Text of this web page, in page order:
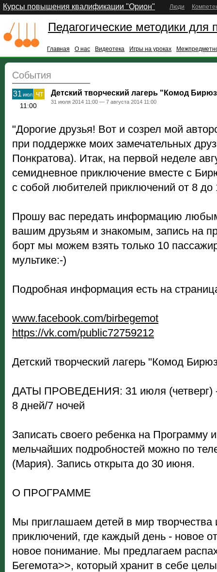
Курсы повышения квалификации "Орион" Люди
Педагогические методики для
Главная О нас Видеотека Игры на уроках
События
31 июл чт
11:00
Детский творческий лагерь "Комод
31 июля 2014 11:00 — 7 августа 2014 11:00
"Дорогие друзья! Вот и созрел мой
при поддержке моих замечательных
Понкратова). Итак, на первой неделе
семидневное приключение вместе с
с собой любителей приключений от 8 до
Прошу вас передать информацию
вашим друзьям и знакомым, запись на
борт мы можем взять только 10
мультике:-)
Подробная информация есть на
www.facebook.com/birbegemot
https://vk.com/public72759212
Детский творческий лагерь "Комод
ДАТЫ ПРОВЕДЕНИЯ: 31 июля (четверг) -
8 дней/7 ночей
Записать своего ребенка на Программу
мельчайших подробностей можно по
(Мария). Запись открыта до 30 июня.
О ПРОГРАММЕ
Мы приглашаем детей в мир творчества
приключений, где каждый день - новое
новое понимание. Мы предлагаем
Бегемота>>, который хранит в себе